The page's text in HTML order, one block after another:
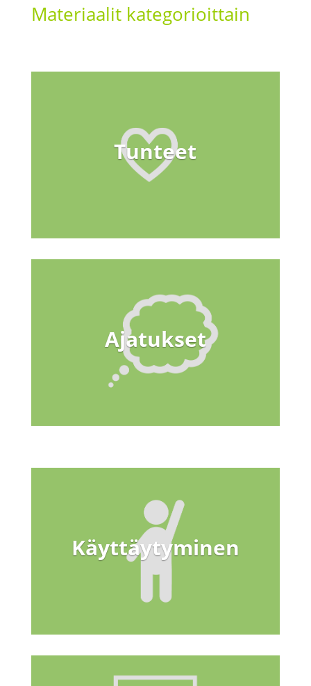
Materiaalit kategorioittain
Tunteet
Ajatukset
Käyttäytyminen